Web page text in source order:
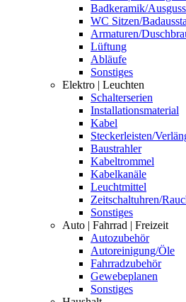
Badkeramik/
WC Sitzen/
Armaturen/
Lüftung
Abläufe
Sonstiges
Elektro | Leuchten
Schalterserien
Installationsmaterial
Kabel
Steckerleisten/
Baustrahler
Kabeltrommel
Kabelkanäle
Leuchtmittel
Zeitschaltuhren/
Sonstiges
Auto | Fahrrad | Freizeit
Autozubehör
Autoreinigung/Öle
Fahrradzubehör
Gewebeplanen
Sonstiges